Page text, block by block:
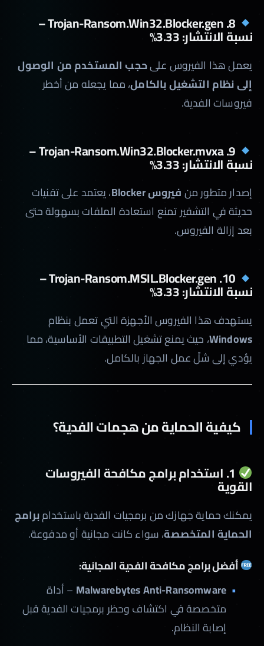
8. Trojan-Ransom.Win32.Blocker.gen –
نسبة الانتشار: 3.33%
يعمل هذا الفيروس علىحجب المستخدم من الوصول
إلى نظام التشغيل بالكامل، مما يجعله من أخطر
فيروسات الفدية.
9. Trojan-Ransom.Win32.Blocker.mvxa –
نسبة الانتشار: 3.33%
إصدار متطور منفيروس Blocker
، يعتمد على تقنيات
حديثة في التشفير تمنع استعادة الملفات بسهولة حتى
بعد إزالة الفيروس.
10. Trojan-Ransom.MSIL.Blocker.gen –
نسبة الانتشار: 3.33%
يستهدف هذا الفيروس الأجهزة التي تعمل بنظام
Windows، حيث يمنع تشغيل التطبيقات الأساسية، مما
يؤدي إلى شلّ عمل الجهاز بالكامل.
كيفية الحماية من هجمات الفدية؟
1. استخدام برامج مكافحة الفيروسات
القوية
يمكنك حماية جهازك من برمجيات الفدية باستخدامبرامج
الحماية المتخصصة، سواء كانت مجانية أو مدفوعة.
أفضل برامج مكافحة الفدية المجانية:
Malwarebytes Anti-Ransomware – أداة
متخصصة في اكتشاف وحظر برمجيات الفدية قبل
إصابة النظام.